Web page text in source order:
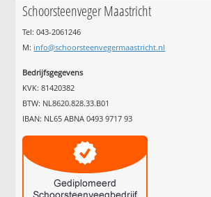
Schoorsteenveger Maastricht
Tel: 043-2061246
M: info@schoorsteenvegermaastricht.nl
Bedrijfsgegevens
KVK: 81420382
BTW: NL8620.828.33.B01
IBAN: NL65 ABNA 0493 9717 93